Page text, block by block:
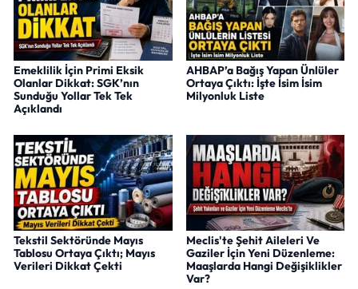
Emeklilik İçin Primi Eksik
Olanlar Dikkat: SGK’nın
Sunduğu Yollar Tek Tek
Açıklandı
AHBAP’a Bağış Yapan Ünlüler
Ortaya Çıktı: İşte İsim İsim
Milyonluk Liste
Tekstil Sektöründe Mayıs
Tablosu Ortaya Çıktı; Mayıs
Verileri Dikkat Çekti
Meclis'te Şehit Aileleri Ve
Gaziler İçin Yeni Düzenleme:
Maaşlarda Hangi Değişiklikler
Var?